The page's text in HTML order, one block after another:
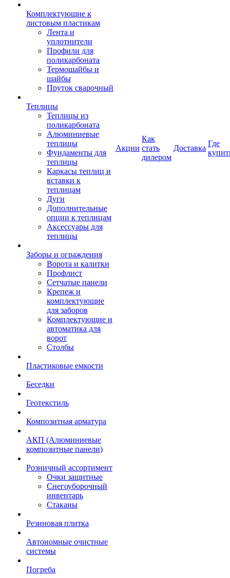
Комплектующие к
листовым пластикам
Лента и
уплотнители
Профили для
поликарбоната
Термошайбы и
шайбы
Пруток сварочный
Теплицы
Теплицы из
поликарбоната
Алюминиевые
теплицы
Фундаменты для
теплицы
Каркасы теплиц и
вставки к
теплицам
Дуги
Дополнительные
опции к теплицам
Аксессуары для
теплицы
Заборы и ограждения
Ворота и калитки
Профлист
Сетчатые панели
Крепеж и
комплектующие
для заборов
Комплектующие и
автоматика для
ворот
Столбы
Пластиковые емкости
Беседки
Геотекстиль
Композитная арматура
АКП (Алюминиевые
композитные панели)
Розничный ассортимент
Очки защитные
Снегоуборочный
инвентарь
Стаканы
Резиновая плитка
Автономные очистные
системы
Погреба
Акции
Как
стать
дилером
Доставка
Где